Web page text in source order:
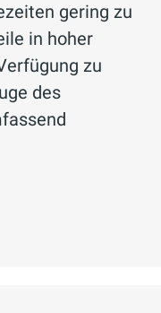
gering zu
in hoher
zu
des